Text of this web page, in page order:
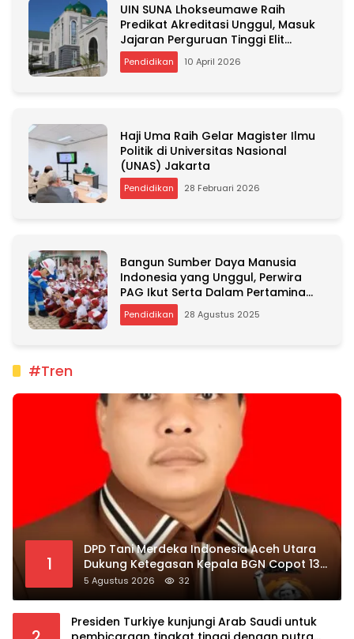
UIN SUNA Lhokseumawe Raih
Predikat Akreditasi Unggul, Masuk
Jajaran Perguruan Tinggi Elit
Nasional
Pendidikan 10 April 2026
Haji Uma Raih Gelar Magister Ilmu
Politik di Universitas Nasional
(UNAS) Jakarta
Pendidikan 28 Februari 2026
Bangun Sumber Daya Manusia
Indonesia yang Unggul, Perwira
PAG Ikut Serta Dalam Pertamina
Energi Negeri (PEN) 8.0
Pendidikan 28 Agustus 2025
#Tren
1
DPD Tani Merdeka Indonesia Aceh Utara
Dukung Ketegasan Kepala BGN Copot 137
Kepala SPPG
5 Agustus 2026 32
Presiden Turkiye kunjungi Arab Saudi untuk